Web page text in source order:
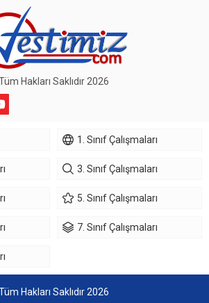
Hakları Saklıdır 2026
1. Sınıf Çalışmaları
3. Sınıf Çalışmaları
5. Sınıf Çalışmaları
7. Sınıf Çalışmaları
Hakları Saklıdır 2026